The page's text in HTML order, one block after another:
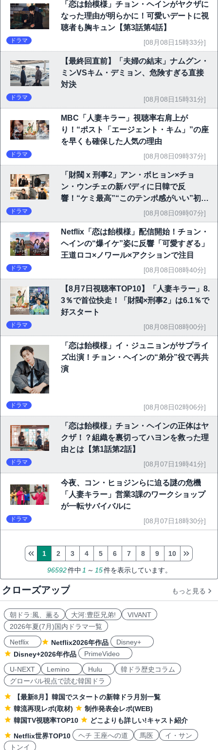
「恋は飴模様」チョン・ヘインがヤクザに
なった理由が明らかに！可愛いデートに視
聴者も胸キュン【第3話第4話】
ドラマ [08月08日15時33分]
【最終回直前】「夫婦の結末」ナムグン・
ミンVSキム・デミョン、危険すぎる直接
対決
ドラマ [08月08日15時31分]
MBC「人妻キラー」視聴率右肩上が
り！“ポスト「エージェント・キム」”の座
を早くも確保した人気の理由
ドラマ [08月08日09時37分]
「財閥 x 刑事2」アン・ボヒョン×チョ
ン・ウンチェの新バディに日韓で反
響！“ケミ最高”“このテンポ感がいい”初回
ドラマ [08月08日09時07分]
Netflix「恋は飴模様」配信開始！チョン・
ヘインの“爆イケ”姿に反響「可愛すぎる」
王道ロコ×ノワール×アクションで注目
ドラマ [08月08日08時40分]
【8月7日視聴率TOP10】「人妻キラー」8.
3％で首位快走！「財閥×刑事2」は6.1％で
好スタート
ドラマ [08月08日08時00分]
「恋は飴模様」イ・ジュニョンがサプライ
ズ出演！チョン・ヘインの“弟分”役で再共
演
ドラマ [08月08日02時06分]
「恋は飴模様」チョン・ヘインの正体はヤ
クザ！？組織を裏切ってハヨンを救った理
由とは【第1話第2話】
ドラマ [08月07日19時41分]
今夜、コン・ヒョジンらに迫る謎の危機
「人妻キラー」営業3課のワークショップ
が一転サバイバルに
ドラマ [08月07日18時30分]
96592件中 1 ～ 15件を表示しています。
1 2 3 4 5 6 7 8 9 10
クローズアップ もっと見る
朝ドラ:風、薫る 大河:豊臣兄弟!
VIVANT
2026年夏(7月)国内ドラマ一覧
Netflix
Netflix2026年作品
Disney+
Disney+2026年作品
PrimeVideo
U-NEXT
Lemino Hulu
韓ドラ歴史コラム
グローバル視点で読む韓国ドラ
【最新8月】韓国でスタートの新韓ドラ月別一覧
韓流再現レポ(取材)
制作発表会レポ(WEB)
韓国TV視聴率TOP10
どこよりも詳しい!キャスト紹介
Netflix世界TOP10
ヘチ 王座への道 馬医
イ・サン
トンイ